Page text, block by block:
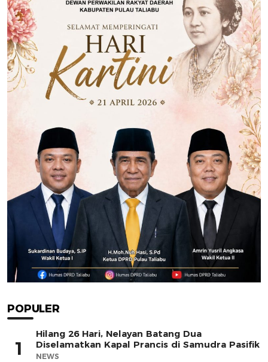
POPULER
1
Hilang 26 Hari, Nelayan Batang Dua
Diselamatkan Kapal Prancis di Samudra Pasifik
NEWS